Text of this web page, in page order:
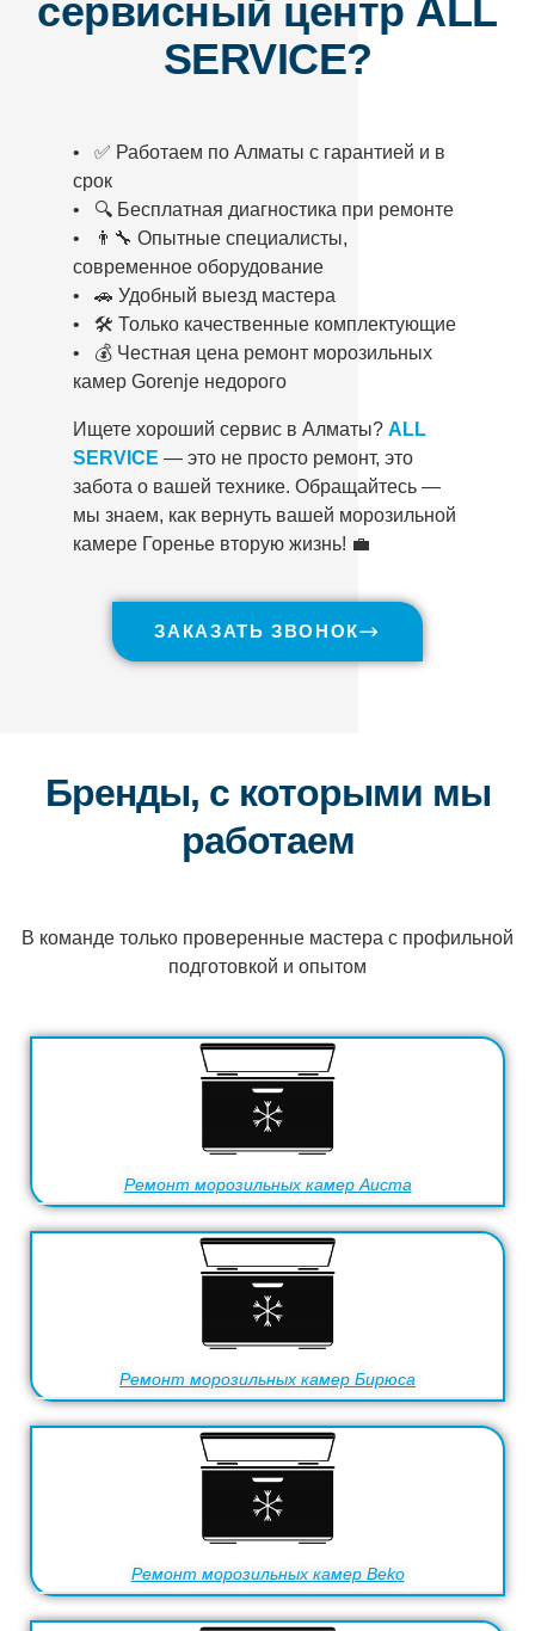
сервисный центр ALL
SERVICE?
• ✅ Работаем по Алматы с гарантией и в
срок
• 🔍 Бесплатная диагностика при ремонте
• 👨‍🔧 Опытные специалисты,
современное оборудование
• 🚗 Удобный выезд мастера
• 🛠️ Только качественные комплектующие
• 💰 Честная цена ремонт морозильных
камер Gorenje недорого
Ищете хороший сервис в Алматы? ALL
SERVICE — это не просто ремонт, это
забота о вашей технике. Обращайтесь —
мы знаем, как вернуть вашей морозильной
камере Горенье вторую жизнь! 💼
ЗАКАЗАТЬ ЗВОНОК
Бренды, с которыми мы
работаем
В команде только проверенные мастера с профильной
подготовкой и опытом
Ремонт морозильных камер Aucma
Ремонт морозильных камер Бирюса
Ремонт морозильных камер Beko